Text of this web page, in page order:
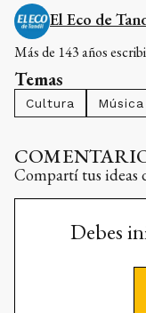
El Eco de
Más de 143 años
Temas
Cultura Música
Compartí tus ideas
Debes